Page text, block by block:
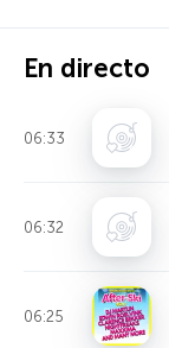
En directo
06:33
06:32
06:25